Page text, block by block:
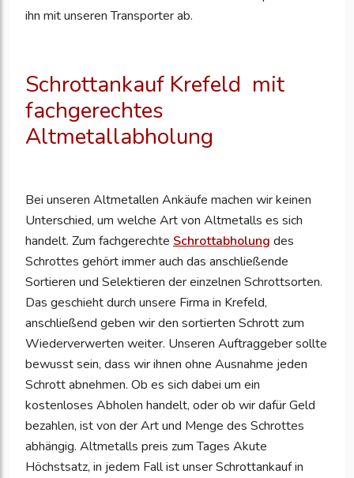
ihn mit unseren Transporter ab.
Schrottankauf Krefeld mit
fachgerechtes
Altmetallabholung
Bei unseren Altmetallen Ankäufe machen wir keinen
Unterschied, um welche Art von Altmetalls es sich
handelt. Zum fachgerechte Schrottabholung des
Schrottes gehört immer auch das anschließende
Sortieren und Selektieren der einzelnen Schrottsorten.
Das geschieht durch unsere Firma in Krefeld,
anschließend geben wir den sortierten Schrott zum
Wiederverwerten weiter. Unseren Auftraggeber sollte
bewusst sein, dass wir ihnen ohne Ausnahme jeden
Schrott abnehmen. Ob es sich dabei um ein
kostenloses Abholen handelt, oder ob wir dafür Geld
bezahlen, ist von der Art und Menge des Schrottes
abhängig. Altmetalls preis zum Tages Akute
Höchstsatz, in jedem Fall ist unser Schrottankauf in